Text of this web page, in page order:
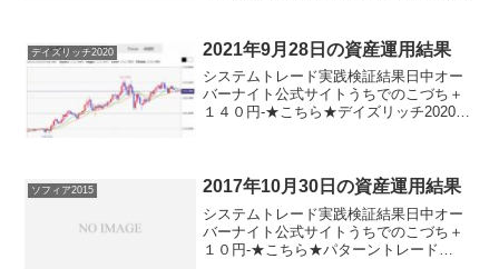
雰囲気がありますね。それはともかく...
デイズリッチ2020 2021年9月28日の資産運用結果
システムトレード実践検証結果日中オー
バーナイト公式サイトうちでのこづち＋
１４０円-★こちら★デイズリッチ2020▲
ッ...
ソフィア2015 2017年10月30日の資産運用結果
システムトレード実践検証結果日中オー
バーナイト公式サイトうちでのこづち＋
１０円-★こちら★パターントレード